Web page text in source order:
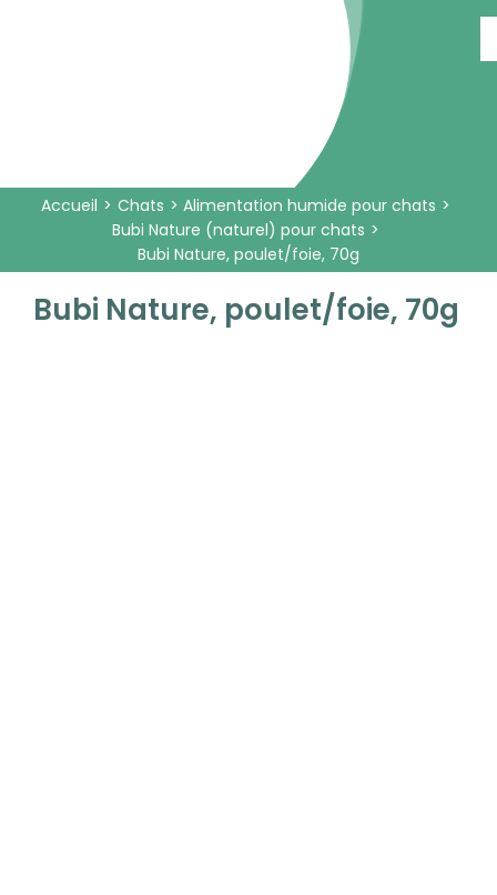
Accueil Chats
Alimentation humide pour chats
Bubi Nature (naturel) pour chats
Bubi Nature, poulet/foie, 70g
Bubi Nature, poulet/foie, 70g